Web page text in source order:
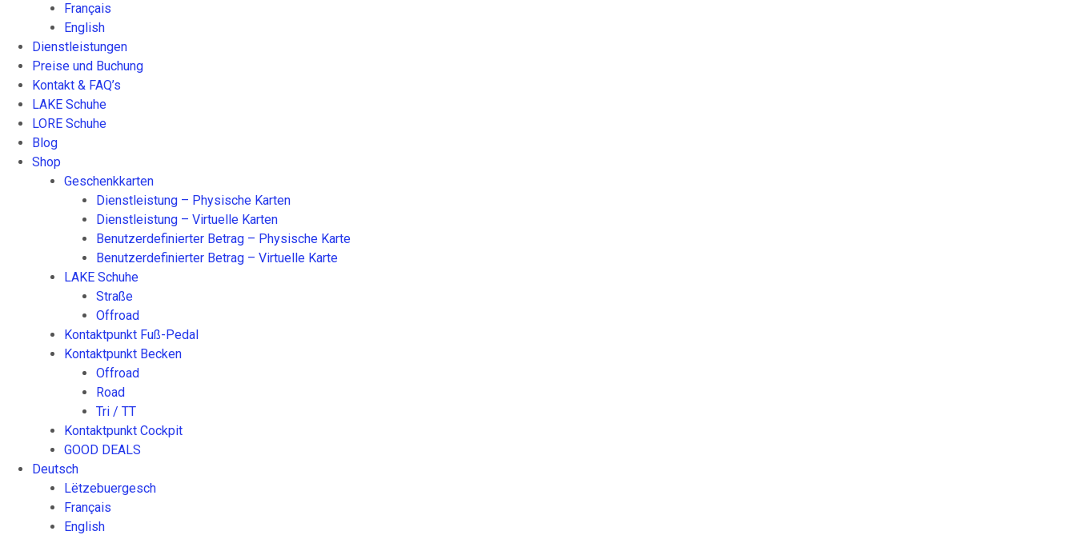
Français
English
Dienstleistungen
Preise und Buchung
Kontakt & FAQ’s
LAKE Schuhe
LORE Schuhe
Blog
Shop
Geschenkkarten
Dienstleistung – Physische Karten
Dienstleistung – Virtuelle Karten
Benutzerdefinierter Betrag – Physische Karte
Benutzerdefinierter Betrag – Virtuelle Karte
LAKE Schuhe
Straße
Offroad
Kontaktpunkt Fuß-Pedal
Kontaktpunkt Becken
Offroad
Road
Tri / TT
Kontaktpunkt Cockpit
GOOD DEALS
Deutsch
Lëtzebuergesch
Français
English